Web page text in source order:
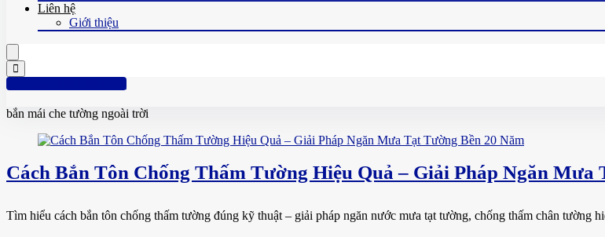
Liên hệ
Giới thiệu
Hotline: 0961 894 472
bắn mái che tường ngoài trời
Cách Bắn Tôn Chống Thấm Tường Hiệu Quả – Giải Pháp Ngăn Mưa
Tìm hiểu cách bắn tôn chống thấm tường đúng kỹ thuật – giải pháp ngăn nước mưa tạt tường, chống thấm chân tường